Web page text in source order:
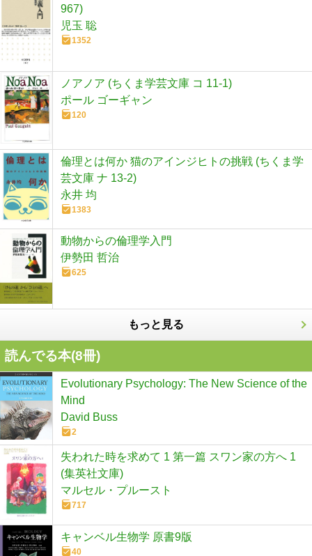
967)
児玉 聡
1352
ノアノア (ちくま学芸文庫 コ 11-1)
ポール ゴーギャン
120
倫理とは何か 猫のアインジヒトの挑戦 (ちくま学
芸文庫 ナ 13-2)
永井 均
1383
動物からの倫理学入門
伊勢田 哲治
625
もっと見る
読んでる本(8冊)
Evolutionary Psychology: The New Science of the
Mind
David Buss
2
失われた時を求めて 1 第一篇 スワン家の方へ 1
(集英社文庫)
マルセル・プルースト
717
キャンベル生物学 原書9版
40